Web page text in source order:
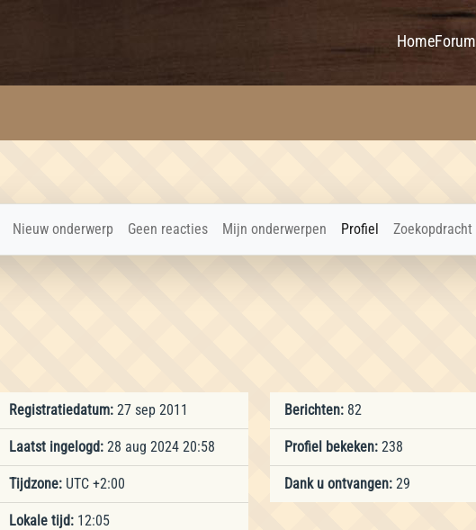
HomeForum
Nieuw onderwerp Geen reacties Mijn onderwerpen Profiel Zoekopdracht
Registratiedatum: 27 sep 2011
Laatst ingelogd: 28 aug 2024 20:58
Tijdzone: UTC +2:00
Lokale tijd: 12:05
Berichten: 82
Profiel bekeken: 238
Dank u ontvangen: 29